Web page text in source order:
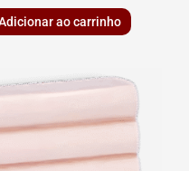
ao carrinho